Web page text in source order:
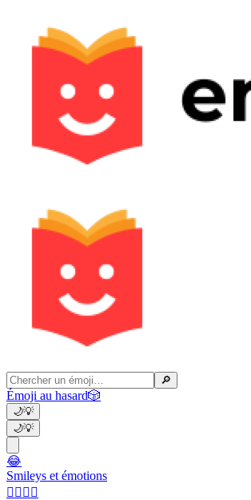
🔎
Émoji au hasard🎲
🌙💡
🌙💡
😂
Smileys et émotions
👩‍❤️‍💋‍👨